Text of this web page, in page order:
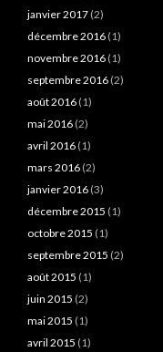
janvier 2017 (2)
décembre 2016 (1)
novembre 2016 (1)
septembre 2016 (2)
août 2016 (1)
mai 2016 (2)
avril 2016 (1)
mars 2016 (2)
janvier 2016 (3)
décembre 2015 (1)
octobre 2015 (1)
septembre 2015 (2)
août 2015 (1)
juin 2015 (2)
mai 2015 (1)
avril 2015 (1)